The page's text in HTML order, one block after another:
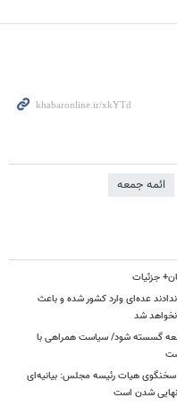
ائمه جمعه
جزئیات
عده‌ای وارد کشور شده و باعث
شد
گسسته شود/ سیاست همراهی با
سخنگوی هیات رئیسه مجلس: بیانیه‌ای
نهایی شدن است